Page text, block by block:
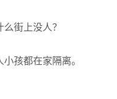
街上没人？
孩都在家隔离。